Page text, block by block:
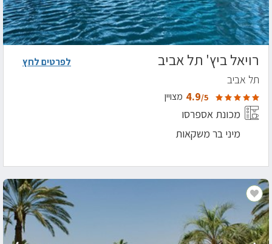
רויאל ביץ' תל אביב
תל אביב
4.9/5 מצויין
מכונת אספרסו
מיני בר משקאות
לפרטים לחץ